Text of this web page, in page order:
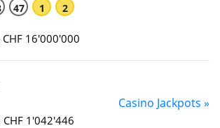
47 1 2
CHF 16'000'000
Casino Jackpots »
1'042'446